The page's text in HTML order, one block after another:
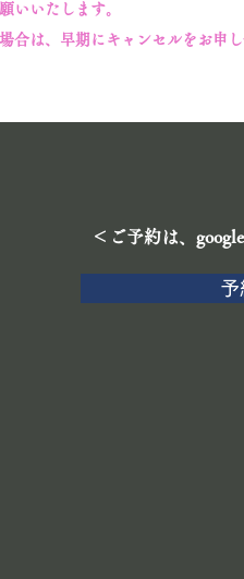
いいたします。
合は、早期にキャンセルをお申
＜ご予約は、
予